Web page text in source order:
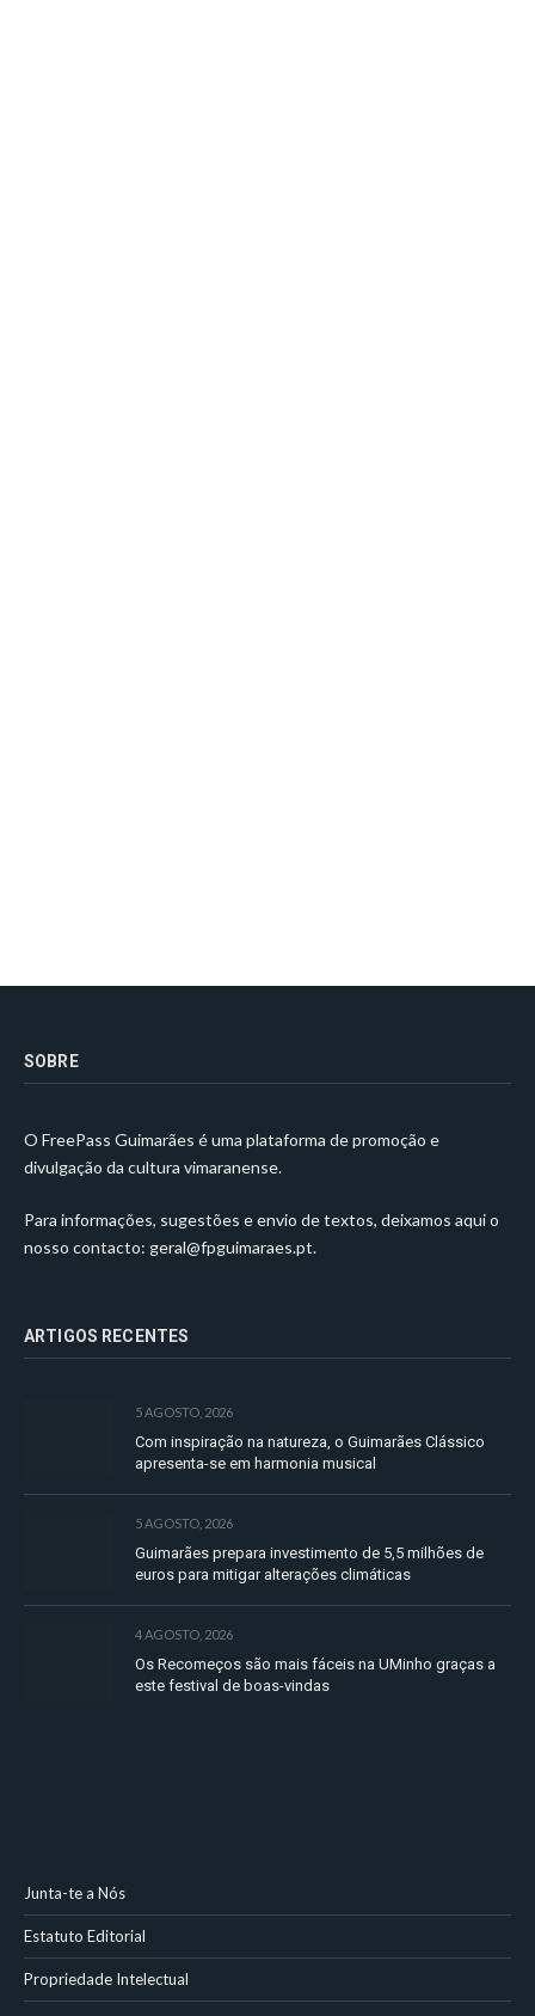
SOBRE
O FreePass Guimarães é uma plataforma de promoção e
divulgação da cultura vimaranense.
Para informações, sugestões e envio de textos, deixamos aqui o
nosso contacto: geral@fpguimaraes.pt.
ARTIGOS RECENTES
5 AGOSTO, 2026
Com inspiração na natureza, o Guimarães Clássico
apresenta-se em harmonia musical
5 AGOSTO, 2026
Guimarães prepara investimento de 5,5 milhões de
euros para mitigar alterações climáticas
4 AGOSTO, 2026
Os Recomeços são mais fáceis na UMinho graças a
este festival de boas-vindas
Junta-te a Nós
Estatuto Editorial
Propriedade Intelectual